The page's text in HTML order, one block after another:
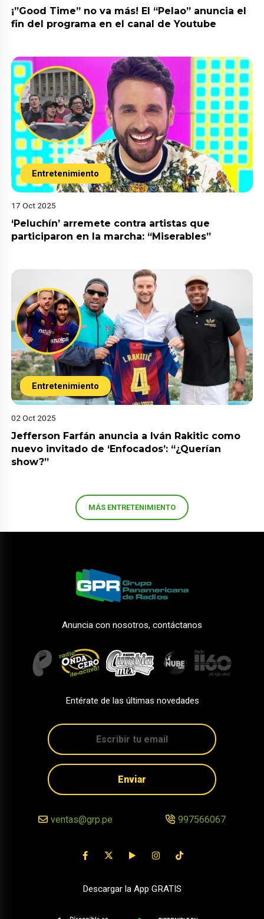
¡”Good Time” no va más! El “Pelao” anuncia el
fin del programa en el canal de Youtube
Entretenimiento
17 Oct 2025
‘Peluchín’ arremete contra artistas que
participaron en la marcha: “Miserables”
Entretenimiento
02 Oct 2025
Jefferson Farfán anuncia a Iván Rakitic como
nuevo invitado de ‘Enfocados’: “¿Querían
show?”
MÁS ENTRETENIMIENTO
Anuncia con nosotros, contáctanos
Entérate de las últimas novedades
Enviar
ventas@grp.pe 997566067
Descargar la App GRATIS